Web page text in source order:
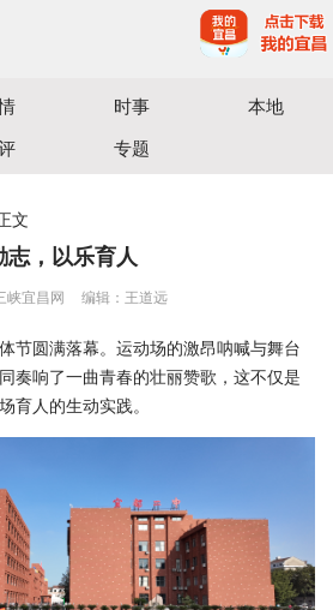
时事
本地
专题
文
，以乐育人
峡宜昌网 编辑：王道远
节圆满落幕。运动场的激昂呐喊与舞台
奏响了一曲青春的壮丽赞歌，这不仅是
育人的生动实践。